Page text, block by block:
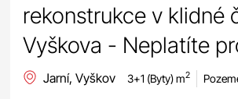
rekonstrukce v klidné
Vyškova - Neplatíte
Jarní, Vyškov 3+1 (Byty) m2